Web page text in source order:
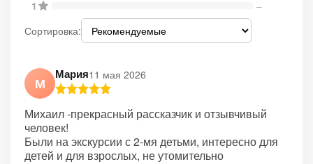
1
–
Сортировка:
М
Мария11 мая 2026
Михаил -прекрасный рассказчик и отзывчивый
человек!
Были на экскурсии с 2-мя детьми, интересно для
детей и для взрослых, не утомительно